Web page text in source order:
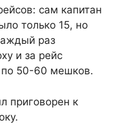
сам капитан
только 15, но
раз
и за рейс
по 50-60 мешков.
приговорен к